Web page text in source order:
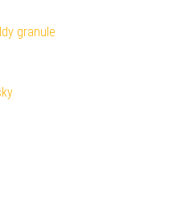
granule